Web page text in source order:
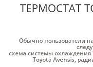
ТЕРМОСТАТ
Обычно пользователи
схема системы охлаждения
Toyota Avensis,